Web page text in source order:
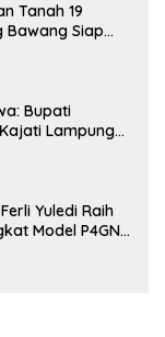
Tanah 19
Bawang Siap
Bupati
Lampung
Yuledi Raih
Model P4GN